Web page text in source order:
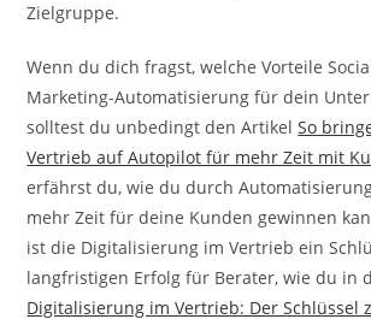
Zielgruppe.
Wenn du dich fragst, welche Vorteile
Marketing-Automatisierung für dein
solltest du unbedingt den ArtikelSo
Vertrieb auf Autopilot für mehr Zeit mit
erfährst du, wie du durch
mehr Zeit für deine Kunden gewinnen
ist die Digitalisierung im Vertrieb ein
langfristigen Erfolg für Berater, wie du in
Digitalisierung im Vertrieb: Der Schlüssel